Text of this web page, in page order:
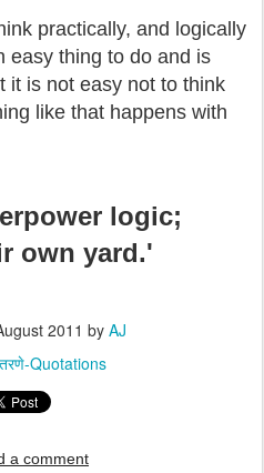
practically, and logically
easy thing to do and is
it is not easy not to think
like that happens with
logic;
own yard.'
2011 by AJ
Quotations
a comment